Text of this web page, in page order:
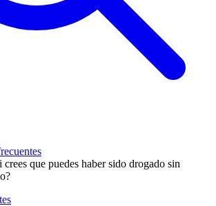
crees que puedes haber sido drogado sin